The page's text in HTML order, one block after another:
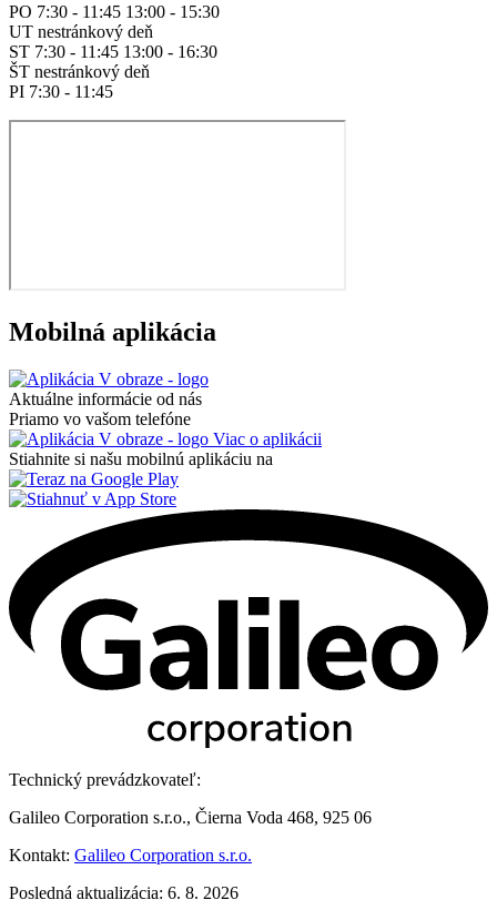
PO 7:30 - 11:45 13:00 - 15:30
UT nestránkový deň
ST 7:30 - 11:45 13:00 - 16:30
ŠT nestránkový deň
PI 7:30 - 11:45
Mobilná aplikácia
Aktuálne informácie od nás
Priamo vo vašom telefóne
Viac o aplikácii
Stiahnite si našu mobilnú aplikáciu na
Technický prevádzkovateľ:
Galileo Corporation s.r.o., Čierna Voda 468, 925 06
Kontakt: Galileo Corporation s.r.o.
Posledná aktualizácia: 6. 8. 2026